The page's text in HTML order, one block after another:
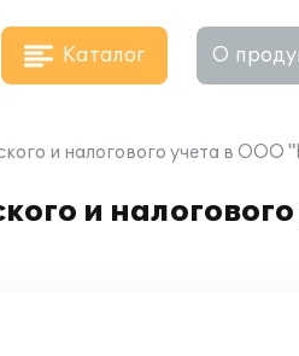
Каталог О
и налогового учета в ООО
и